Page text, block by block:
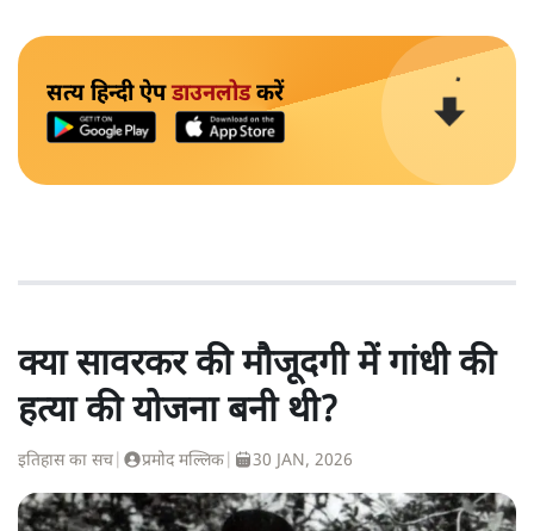
सत्य हिन्दी ऐपडाउनलोडकरें
क्या सावरकर की मौजूदगी में गांधी की
हत्या की योजना बनी थी?
इतिहास का सच प्रमोद मल्लिक 30 JAN, 2026